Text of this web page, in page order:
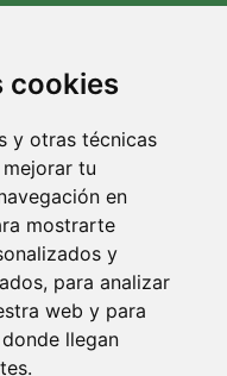
cookies
y otras técnicas
tu
en
mostrarte
y
para analizar
web y para
llegan
en cualquier momento
Leer más